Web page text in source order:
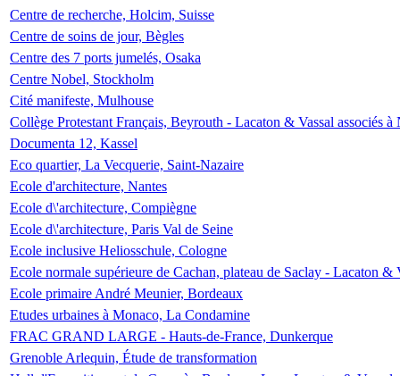
Centre de recherche, Holcim, Suisse
Centre de soins de jour, Bègles
Centre des 7 ports jumelés, Osaka
Centre Nobel, Stockholm
Cité manifeste, Mulhouse
Collège Protestant Français, Beyrouth - Lacaton & Vassal associés
Documenta 12, Kassel
Eco quartier, La Vecquerie, Saint-Nazaire
Ecole d'architecture, Nantes
Ecole d\'architecture, Compiègne
Ecole d\'architecture, Paris Val de Seine
Ecole inclusive Heliosschule, Cologne
Ecole normale supérieure de Cachan, plateau de Saclay - Lacaton &
Ecole primaire André Meunier, Bordeaux
Etudes urbaines à Monaco, La Condamine
FRAC GRAND LARGE - Hauts-de-France, Dunkerque
Grenoble Arlequin, Étude de transformation